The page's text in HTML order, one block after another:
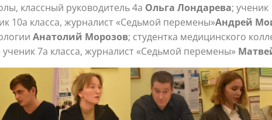
классный руководитель 4а Ольга Лондарева; ученик
10а класса, журналист «Седьмой перемены»Андрей
Анатолий Морозов; cтудентка медицинского
7а класса, журналист «Седьмой перемены»